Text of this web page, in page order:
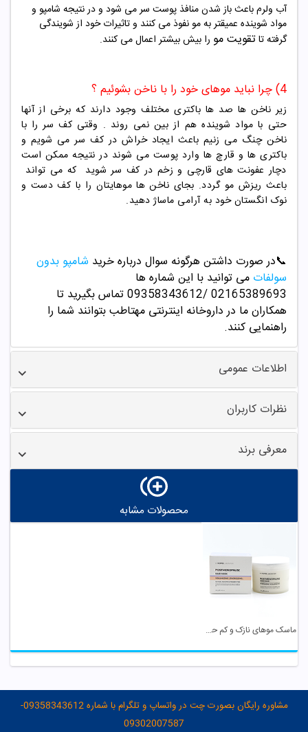
آب ولرم باعث باز شدن منافذ پوست سر می شود و در نتیجه شامپو و
مواد شوینده عمیقتر به مو نفوذ می کنند و تاثیرات خود از شویندگی
گرفته تاتقویت مو را بیش بیشتر اعمال می کنند.
4) چرا نباید موهای خود را با ناخن بشوئیم ؟
زیر ناخن ها صد ها باکتری مختلف وجود دارند که برخی از آنها
حتی با مواد شوینده هم از بین نمی روند . وقتی کف سر را با
ناخن چنگ می زنیم باعث ایجاد خراش در کف سر می شویم و
باکتری ها و قارچ ها وارد پوست می شوند در نتیجه ممکن است
دچار عفونت های قارچی و زخم در کف سر شوید که می تواند
باعث ریزش مو گردد. بجای ناخن ها موهایتان را با کف دست و
نوک انگستان خود به آرامی ماساژ دهید.
📞در صورت داشتن هرگونه سوال درباره خرید شامپو بدون
سولفات می توانید با این شماره ها
02165389693
/09358343612 تماس بگیرید تا
همکاران ما در داروخانه اینترنتی مهتاطب بتوانند شما را
راهنمایی کنند.
اطلاعات عمومی
نظرات کاربران
معرفی برند
محصولات مشابه
ماسک موهای نازک و کم حجم موپک
مشاوره رایگان بصورت چت در واتساپ و تلگرام با شماره 09358343612-
09302007587